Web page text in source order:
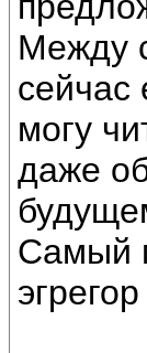
Между
сейчас
могу
даже
Самый